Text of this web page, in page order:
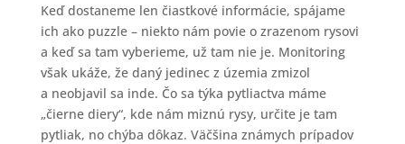
Keď dostaneme len čiastkové informácie, spájame
ich ako puzzle – niekto nám povie o zrazenom rysovi
a keď sa tam vyberieme, už tam nie je. Monitoring
však ukáže, že daný jedinec z územia zmizol
a neobjavil sa inde. Čo sa týka pytliactva máme
„čierne diery“, kde nám miznú rysy, určite je tam
pytliak, no chýba dôkaz. Väčšina známych prípadov